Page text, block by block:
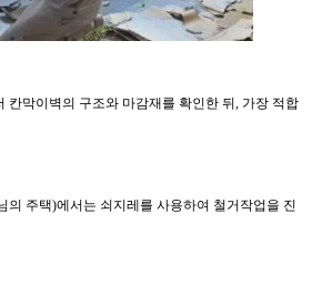
칸막이벽의 구조와 마감재를 확인한 뒤, 가장 적합
의 주택)에서는 쇠지레를 사용하여 철거작업을 진